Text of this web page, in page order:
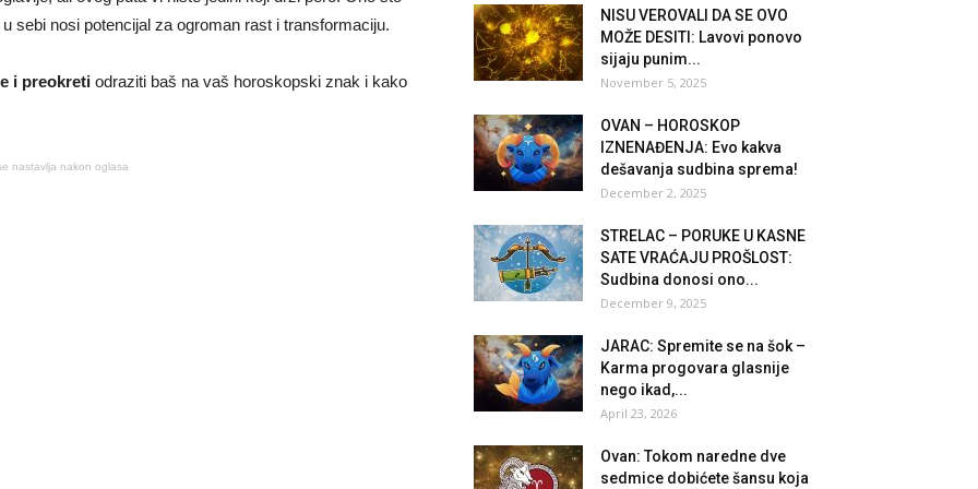
sebi nosi potencijal za ogroman rast i transformaciju.
i preokreti odraziti baš na vaš horoskopski znak i kako
nastavlja nakon oglasa
NISU VEROVALI DA SE OVO
MOŽE DESITI: Lavovi ponovo
sijaju punim...
November 5, 2025
OVAN – HOROSKOP
IZNENAĐENJA: Evo kakva
dešavanja sudbina sprema!
December 2, 2025
STRELAC – PORUKE U KASNE
SATE VRAĆAJU PROŠLOST:
Sudbina donosi ono...
December 9, 2025
JARAC: Spremite se na šok –
Karma progovara glasnije
nego ikad,...
April 23, 2026
Ovan: Tokom naredne dve
sedmice dobićete šansu koja